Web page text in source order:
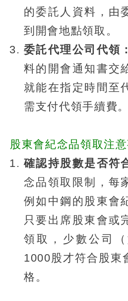
的委託人資料，由
到開會地點領取。
委託代理公司代領：
料的開會通知書交
就能在指定時間至
需支付代領手續費。
股東會紀念品領取注
確認持股數是否符
念品領取限制，每
例如中鋼的股東會
只要出席股東會或
領取，少數公司
1000股才符合股東
格。